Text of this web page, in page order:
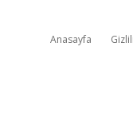
Anasayfa